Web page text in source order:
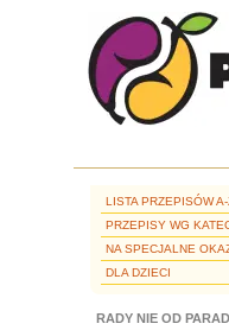
LISTA PRZEPISÓW
PRZEPISY WG
NA SPECJALNE
DLA DZIECI
RADY NIE OD